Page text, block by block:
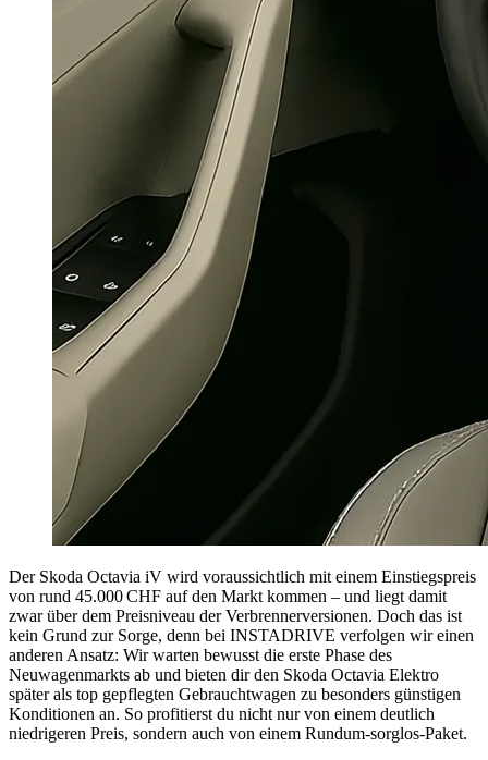
Der Skoda Octavia iV wird voraussichtlich mit einem Einstiegspreis
von rund 45.000 CHF auf den Markt kommen – und liegt damit
zwar über dem Preisniveau der Verbrennerversionen. Doch das ist
kein Grund zur Sorge, denn bei INSTADRIVE verfolgen wir einen
anderen Ansatz: Wir warten bewusst die erste Phase des
Neuwagenmarkts ab und bieten dir den Skoda Octavia Elektro
später als top gepflegten Gebrauchtwagen zu besonders günstigen
Konditionen an. So profitierst du nicht nur von einem deutlich
niedrigeren Preis, sondern auch von einem Rundum-sorglos-Paket.